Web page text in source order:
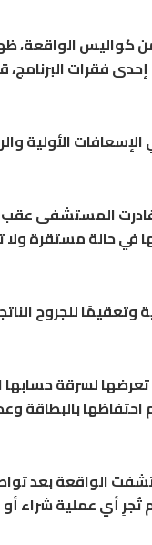
الواقعة،
فقرات البرنامج،
الأولية
المستشفى عقب
في حالة مستقرة
للجروح
لسرقة
بالبطاقة
الواقعة بعد
أي عملية شراء